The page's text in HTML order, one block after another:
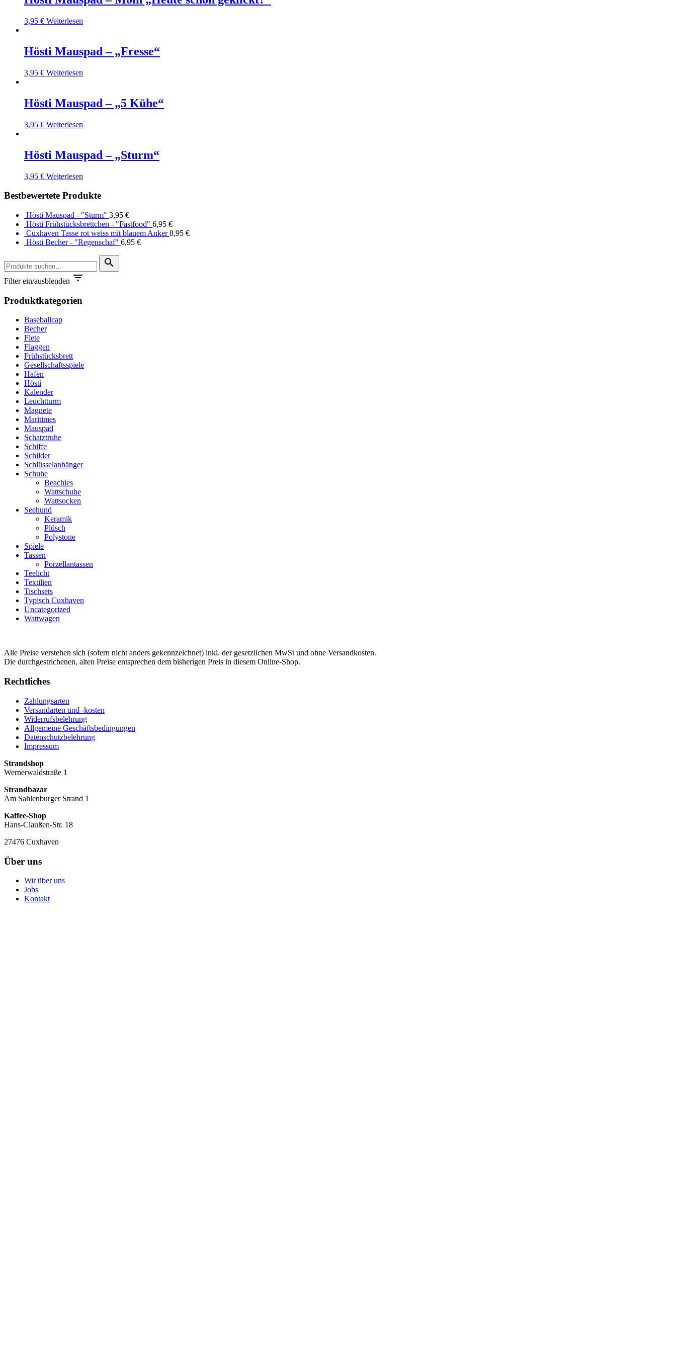
3,95 € Weiterlesen
Hösti Mauspad – „Fresse“
3,95 € Weiterlesen
Hösti Mauspad – „5 Kühe“
3,95 € Weiterlesen
Hösti Mauspad – „Sturm“
3,95 € Weiterlesen
Bestbewertete Produkte
Hösti Mauspad - "Sturm" 3,95 €
Hösti Frühstücksbrettchen - "Fastfood" 6,95 €
Cuxhaven Tasse rot weiss mit blauem Anker 8,95 €
Hösti Becher - "Regenschaf" 6,95 €
nach:
search
Filter ein/ausblenden 
Produktkategorien
Baseballcap
Becher
Fiete
Flaggen
Frühstücksbrett
Gesellschaftsspiele
Hafen
Hösti
Kalender
Leuchtturm
Magnete
Maritimes
Mauspad
Schatztruhe
Schiffe
Schilder
Schlüsselanhänger
Schuhe
Beachies
Wattschuhe
Wattsocken
Seehund
Keramik
Plüsch
Polystone
Spiele
Tassen
Porzellantassen
Teelicht
Textilien
Tischsets
Typisch Cuxhaven
Uncategorized
Wattwagen
Alle Preise verstehen sich (sofern nicht anders gekennzeichnet) inkl. der gesetzlichen MwSt und ohne Versandkosten.
Die durchgestrichenen, alten Preise entsprechen dem bisherigen Preis in diesem Online-Shop.
Rechtliches
Zahlungsarten
Versandarten und -kosten
Widerrufsbelehrung
Allgemeine Geschäftsbedingungen
Datenschutzbelehrung
Impressum
Strandshop
Wernerwaldstraße 1
Strandbazar
Am Sahlenburger Strand 1
Kaffee-Shop
Hans-Claußen-Str. 18
27476 Cuxhaven
Über uns
Wir über uns
Jobs
Kontakt